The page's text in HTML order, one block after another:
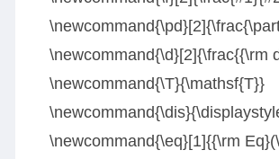
\newcommand{\d}[2]{\frac{{\rm
\newcommand{\T}{\mathsf{T}}
\newcommand{\eq}[1]{{\rm